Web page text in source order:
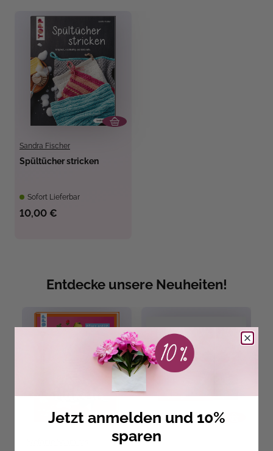
Sandra Fischer
Spültücher stricken
Sofort Lieferbar
10,00 €
Entdecke unsere Neuheiten!
Jetzt anmelden und 10%
sparen